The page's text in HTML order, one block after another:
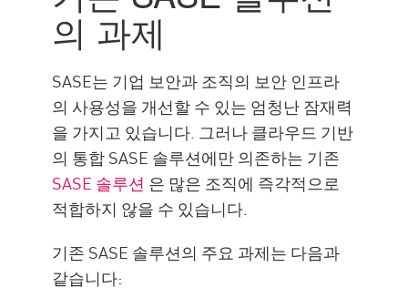
What is Hybrid SASE?
이점
Hybrid SASE with Check Point
SASE
리소스
의 과제
SASE는 기업 보안과 조직의 보안 인프라
의 사용성을 개선할 수 있는 엄청난 잠재력
을 가지고 있습니다. 그러나 클라우드 기반
의 통합 SASE 솔루션에만 의존하는 기존
SASE 솔루션 은 많은 조직에 즉각적으로
적합하지 않을 수 있습니다.
기존 SASE 솔루션의 주요 과제는 다음과
같습니다: